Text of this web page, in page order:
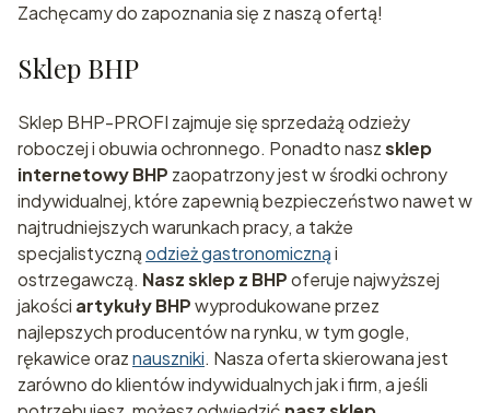
Zachęcamy do zapoznania się z naszą ofertą!
Sklep BHP
Sklep BHP-PROFI zajmuje się sprzedażą odzieży
roboczej i obuwia ochronnego. Ponadto naszsklep
internetowy BHP zaopatrzony jest w środki ochrony
indywidualnej, które zapewnią bezpieczeństwo nawet w
najtrudniejszych warunkach pracy, a także
specjalistycznąodzież gastronomicznąi
ostrzegawczą. Nasz sklep z BHPoferuje najwyższej
jakości artykuły BHPwyprodukowane przez
najlepszych producentów na rynku, w tym gogle,
rękawice oraznauszniki. Nasza oferta skierowana jest
zarówno do klientów indywidualnych jak i firm, a jeśli